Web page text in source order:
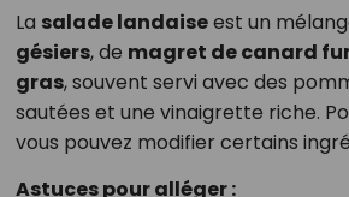
La salade landaiseest un
gésiers, de magret de canard
gras, souvent servi avec des
sautées et une vinaigrette riche.
vous pouvez modifier certains
Astuces pour alléger :